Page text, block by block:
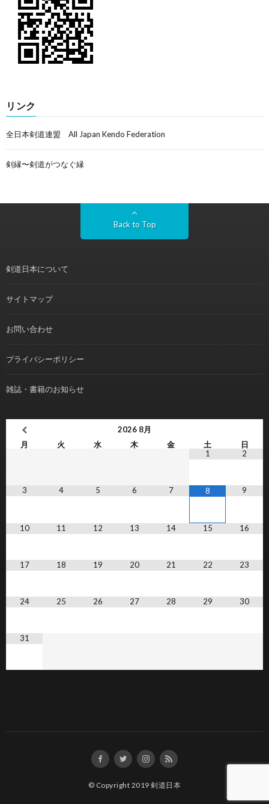
リンク
全日本剣道連盟 All Japan Kendo Federation
剣縁〜剣道がつなぐ縁
Back to Top
剣道日本について
サイトマップ
お問い合わせ
プライバシーポリシー
雑誌・書籍のお知らせ
2026 8月
月
火 水 木 金 土
日
1
2
3 4 5 6 7 8 9
10 11 12 13 14 15 16
17 18 19 20 21 22 23
24 25 26 27 28 29 30
31
© Copyright 2019剣道日本